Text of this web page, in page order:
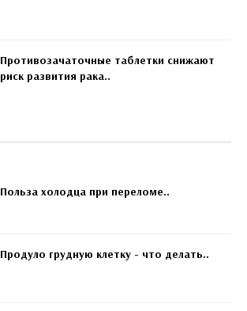
Противозачаточные таблетки снижают
риск развития рака..
Польза холодца при переломе..
Продуло грудную клетку - что делать..